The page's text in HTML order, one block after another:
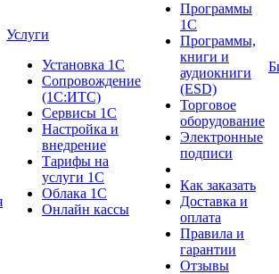
Услуги
Установка 1С
Сопровождение
(1С:ИТС)
Сервисы 1С
Настройка и
внедрение
Тарифы на
услуги 1С
Облака 1С
Онлайн кассы
Программы
1С
Программы,
книги и
аудиокниги
(ESD)
Торговое
оборудование
Электронные
подписи
Как заказать
Доставка и
оплата
Правила и
гарантии
Отзывы